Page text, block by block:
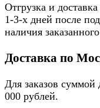
Отгрузка и
1-3-х дней после
наличия
Доставка по
Для заказов суммой
000 рублей.